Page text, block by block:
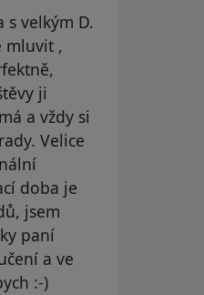
velkým D.
mluvit ,
ji
a vždy si
Velice
doba je
jsem
paní
a ve
:-)